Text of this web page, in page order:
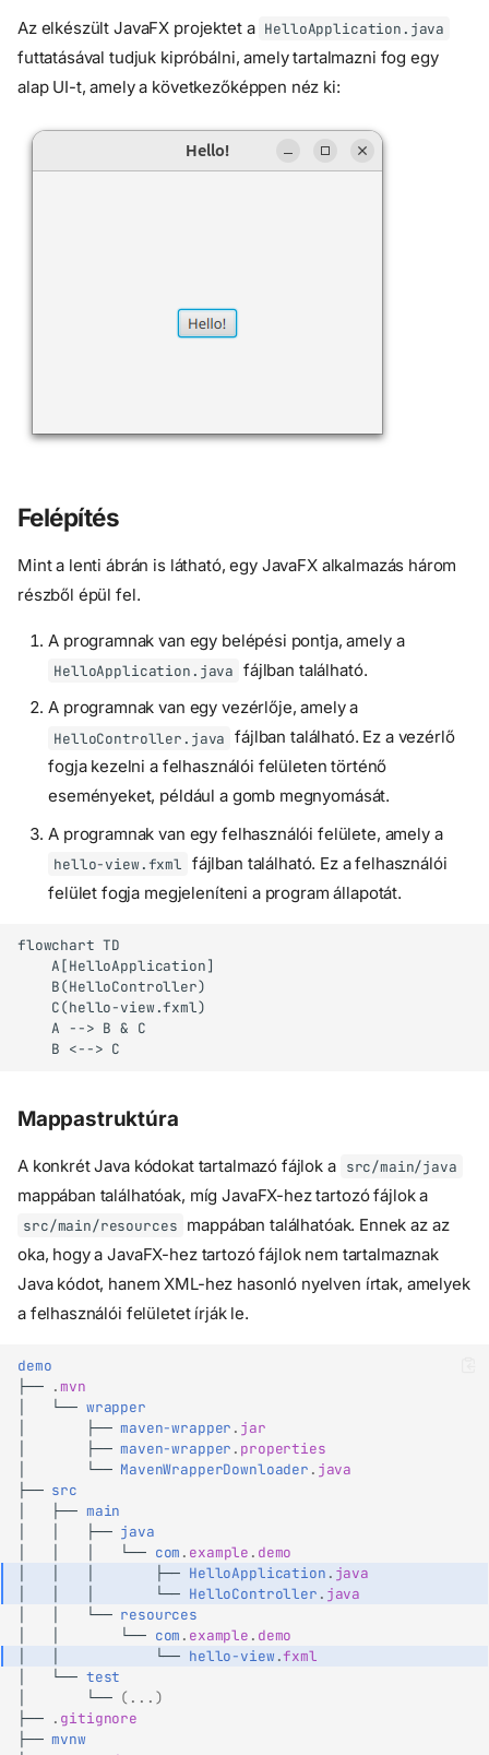
Az elkészült JavaFX projektet a HelloApplication.java
futtatásával tudjuk kipróbálni, amely tartalmazni fog egy
alap UI-t, amely a következőképpen néz ki:
Felépítés
Mint a lenti ábrán is látható, egy JavaFX alkalmazás három
részből épül fel.
A programnak van egy belépési pontja, amely a
HelloApplication.java fájlban található.
A programnak van egy vezérlője, amely a
HelloController.java fájlban található. Ez a vezérlő
fogja kezelni a felhasználói felületen történő
eseményeket, például a gomb megnyomását.
A programnak van egy felhasználói felülete, amely a
hello-view.fxml fájlban található. Ez a felhasználói
felület fogja megjeleníteni a program állapotát.
flowchart TD
    A[HelloApplication]
    B(HelloController)
    C(hello-view.fxml)
    A --> B & C
    B <--> C
Mappastruktúra
A konkrét Java kódokat tartalmazó fájlok a src/main/java
mappában találhatóak, míg JavaFX-hez tartozó fájlok a
src/main/resources mappában találhatóak. Ennek az az
oka, hogy a JavaFX-hez tartozó fájlok nem tartalmaznak
Java kódot, hanem XML-hez hasonló nyelven írtak, amelyek
a felhasználói felületet írják le.
demo
├──
.mvn
└── wrapper
├── maven-wrapper . jar
├── maven-wrapper . properties
└── MavenWrapperDownloader . java
├── src
├── main
├── java
└── com . example . demo
├── HelloApplication . java
└── HelloController . java
└── resources
└── com . example . demo
└── hello-view .fxml
└── test
└── (...)
├──
. gitignore
├── mvnw